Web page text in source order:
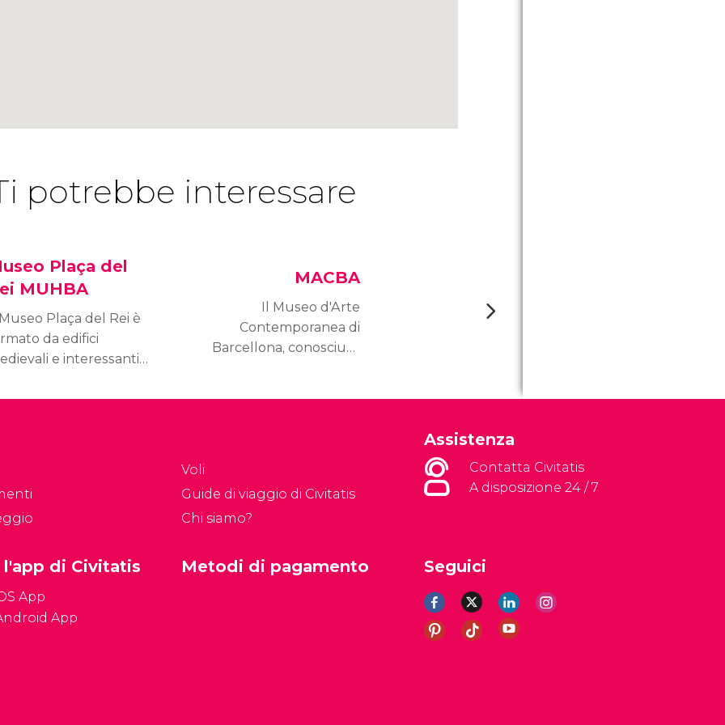
potrebbe interessare
Plaça del
MUHBA
Museo Plaça del Rei è
da edifici
e interessanti
la storia di
MACBA
Il Museo d'Arte
Contemporanea di
Barcellona, conosciuto
Voli
Guide di viaggio di Civitatis
Chi siamo?
Assistenza
Contatta Civitatis
A disposizione 24 / 7
Seguici
l'app di Civitatis
App
App
Metodi di pagamento